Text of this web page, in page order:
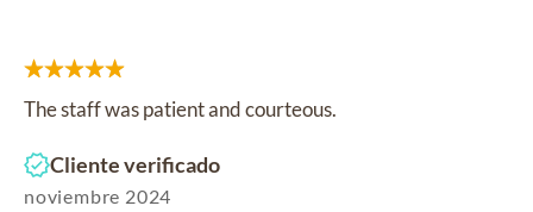
The staff was patient and courteous.
Cliente verificado
noviembre 2024